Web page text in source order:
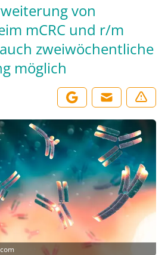
von
mCRC und r/m
auch zweiwöchentliche
möglich